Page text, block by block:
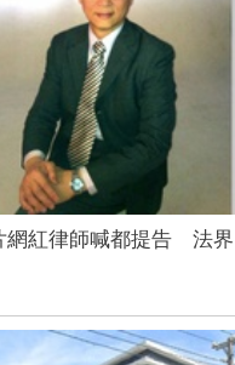
網紅律師喊都提告 法